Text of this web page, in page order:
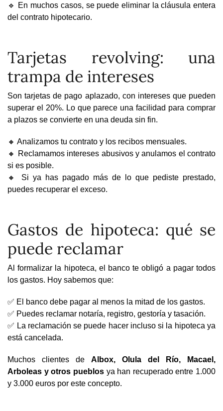
🔹 En muchos casos, se puede eliminar la cláusula entera
del contrato hipotecario.
Tarjetas revolving: una
trampa de intereses
Son tarjetas de pago aplazado, con intereses que pueden
superar el 20%. Lo que parece una facilidad para comprar
a plazos se convierte en una deuda sin fin.
🔸 Analizamos tu contrato y los recibos mensuales.
🔸 Reclamamos intereses abusivos y anulamos el contrato
si es posible.
🔸 Si ya has pagado más de lo que pediste prestado,
puedes recuperar el exceso.
Gastos de hipoteca: qué se
puede reclamar
Al formalizar la hipoteca, el banco te obligó a pagar todos
los gastos. Hoy sabemos que:
✅ El banco debe pagar al menos la mitad de los gastos.
✅ Puedes reclamar notaría, registro, gestoría y tasación.
✅ La reclamación se puede hacer incluso si la hipoteca ya
está cancelada.
Muchos clientes de Albox, Olula del Río, Macael,
Arboleas y otros pueblosya han recuperado entre 1.000
y 3.000 euros por este concepto.